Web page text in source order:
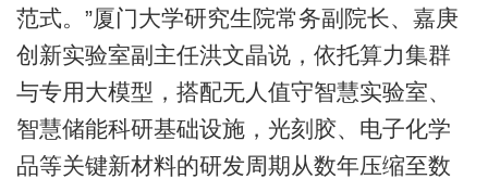
范式。”厦门大学研究生院常务副院长、嘉庚
创新实验室副主任洪文晶说，依托算力集群
与专用大模型，搭配无人值守智慧实验室、
智慧储能科研基础设施，光刻胶、电子化学
品等关键新材料的研发周期从数年压缩至数